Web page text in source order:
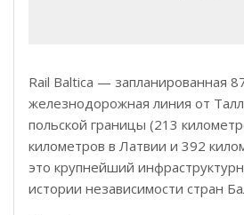
Rail Baltica — запланированная
железнодорожная линия от
польской границы (213
километров в Латвии и 392
это крупнейший
истории независимости стран